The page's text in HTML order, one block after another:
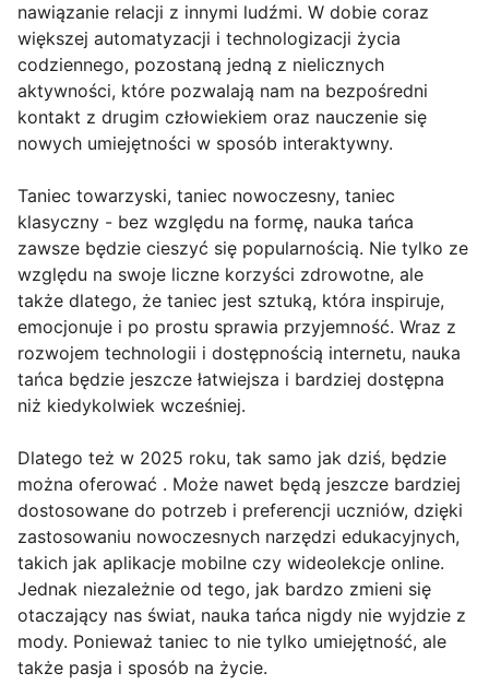
nawiązanie relacji z innymi ludźmi. W dobie coraz
większej automatyzacji i technologizacji życia
codziennego, pozostaną jedną z nielicznych
aktywności, które pozwalają nam na bezpośredni
kontakt z drugim człowiekiem oraz nauczenie się
nowych umiejętności w sposób interaktywny.
Taniec towarzyski, taniec nowoczesny, taniec
klasyczny - bez względu na formę, nauka tańca
zawsze będzie cieszyć się popularnością. Nie tylko ze
względu na swoje liczne korzyści zdrowotne, ale
także dlatego, że taniec jest sztuką, która inspiruje,
emocjonuje i po prostu sprawia przyjemność. Wraz z
rozwojem technologii i dostępnością internetu, nauka
tańca będzie jeszcze łatwiejsza i bardziej dostępna
niż kiedykolwiek wcześniej.
Dlatego też w 2025 roku, tak samo jak dziś, będzie
można oferować . Może nawet będą jeszcze bardziej
dostosowane do potrzeb i preferencji uczniów, dzięki
zastosowaniu nowoczesnych narzędzi edukacyjnych,
takich jak aplikacje mobilne czy wideolekcje online.
Jednak niezależnie od tego, jak bardzo zmieni się
otaczający nas świat, nauka tańca nigdy nie wyjdzie z
mody. Ponieważ taniec to nie tylko umiejętność, ale
także pasja i sposób na życie.